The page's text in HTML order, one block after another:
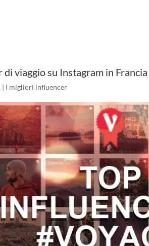
viaggio su Instagram in Francia
| I migliori influencer